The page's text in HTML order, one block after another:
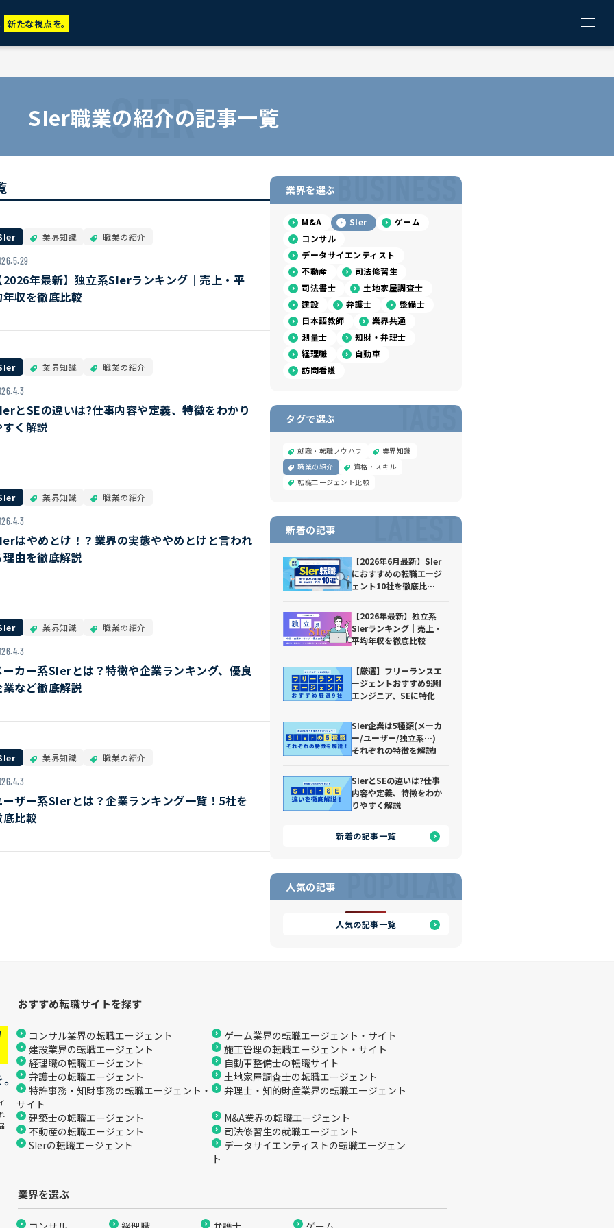
新たな視点を。
SIer職業の紹介の記事一覧
SIER
業界知識 職業の紹介
2026年最新】独立系SIerランキング｜売上・平
年収を徹底比較
業界知識 職業の紹介
とSEの違いは?仕事内容や定義、特徴をわかり
く解説
業界知識 職業の紹介
はやめとけ！？業界の実態ややめとけと言われ
理由を徹底解説
業界知識 職業の紹介
ーカー系SIerとは？特徴や企業ランキング、優良
業など徹底解説
業界知識 職業の紹介
ーザー系SIerとは？企業ランキング一覧！5社を
底比較
業界を選ぶBUSINESS
M&A SIer
ゲーム
コンサル
データサイエンティスト
不動産
司法修習生
司法書士
土地家屋調査士
建設
弁護士
整備士
日本語教師
業界共通
測量士
知財・弁理士
経理職
自動車
訪問看護
タグで選ぶ TAGS
就職・転職ノウハウ
業界知識
職業の紹介
資格・スキル
転職エージェント比較
新着の記事 LATEST
【2026年6月最新】SIer
におすすめの転職エージ
ェント10社を徹底比
【2026年最新】独立系
SIerランキング｜売上・
平均年収を徹底比較
【厳選】フリーランスエ
ージェントおすすめ9選!
エンジニア、SEに特化
SIer企業は5種類(メーカ
ー/ユーザー/独立系…)
それぞれの特徴を解説!
SIerとSEの違いは?仕事
内容や定義、特徴をわか
りやすく解説
新着の記事一覧
人気の記事 POPULAR
人気の記事一覧
。
おすすめ転職サイトを探す
コンサル業界の転職エージェント
ゲーム業界の転職エージェント・サイト
建設業界の転職エージェント
施工管理の転職エージェント・サイト
経理職の転職エージェント
自動車整備士の転職サイト
弁護士の転職エージェント
土地家屋調査士の転職エージェント
特許事務・知財事務の転職エージェント・
サイト
弁理士・知的財産業界の転職エージェント
建築士の転職エージェント
M&A業界の転職エージェント
不動産の転職エージェント
司法修習生の就職エージェント
SIerの転職エージェント
データサイエンティストの転職エージェン
ト
業界を選ぶ